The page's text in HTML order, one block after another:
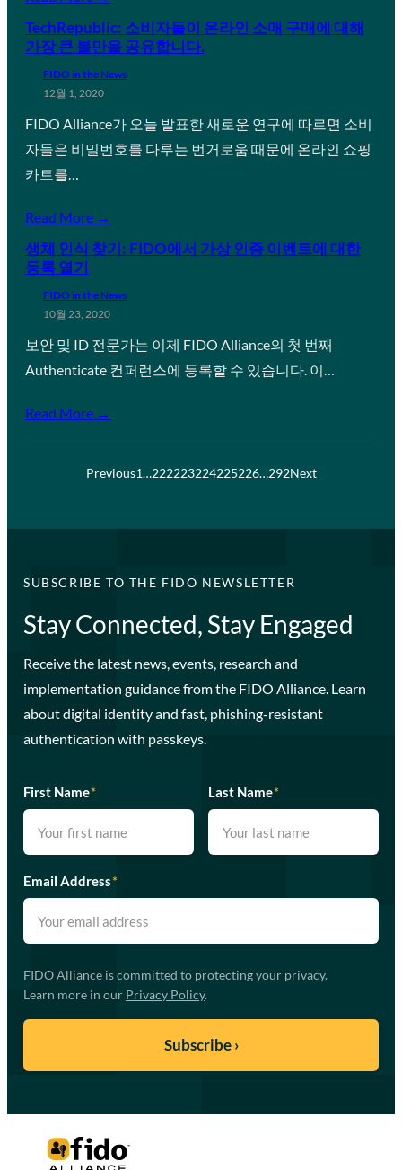
TechRepublic: 소비자들이 온라인 소매 구매에 대해
가장 큰 불만을 공유합니다.
FIDO in the News
12월 1, 2020
FIDO Alliance가 오늘 발표한 새로운 연구에 따르면 소비
자들은 비밀번호를 다루는 번거로움 때문에 온라인 쇼핑
카트를…
Read More →
생체 인식 찾기: FIDO에서 가상 인증 이벤트에 대한
등록 열기
FIDO in the News
10월 23, 2020
보안 및 ID 전문가는 이제 FIDO Alliance의 첫 번째
Authenticate 컨퍼런스에 등록할 수 있습니다. 이…
Read More →
Previous1…222223224225226…292Next
SUBSCRIBE TO THE FIDO NEWSLETTER
Stay Connected, Stay Engaged
Receive the latest news, events, research and
implementation guidance from the FIDO Alliance. Learn
about digital identity and fast, phishing-resistant
authentication with passkeys.
First Name* Last Name*
Email Address*
FIDO Alliance is committed to protecting your privacy.
Learn more in our Privacy Policy.